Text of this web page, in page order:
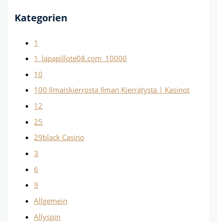
Kategorien
1
1_lapapillote08.com_10000
10
100 Ilmaiskierrosta Ilman Kierrätystä | Kasinot
12
25
29black Casino
3
6
9
Allgemein
Allyspin